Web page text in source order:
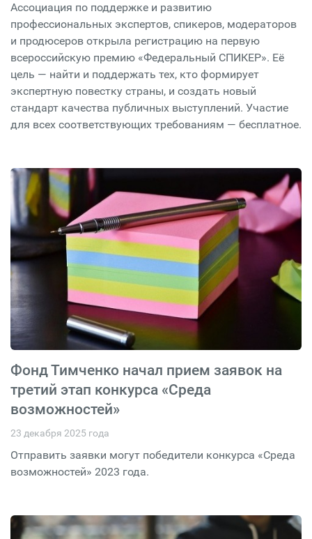
Ассоциация по поддержке и развитию
профессиональных экспертов, спикеров, модераторов
и продюсеров открыла регистрацию на первую
всероссийскую премию «Федеральный СПИКЕР». Её
цель — найти и поддержать тех, кто формирует
экспертную повестку страны, и создать новый
стандарт качества публичных выступлений. Участие
для всех соответствующих требованиям — бесплатное.
Фонд Тимченко начал прием заявок на
третий этап конкурса «Среда
возможностей»
23 декабря 2025 года
Отправить заявки могут победители конкурса «Среда
возможностей» 2023 года.